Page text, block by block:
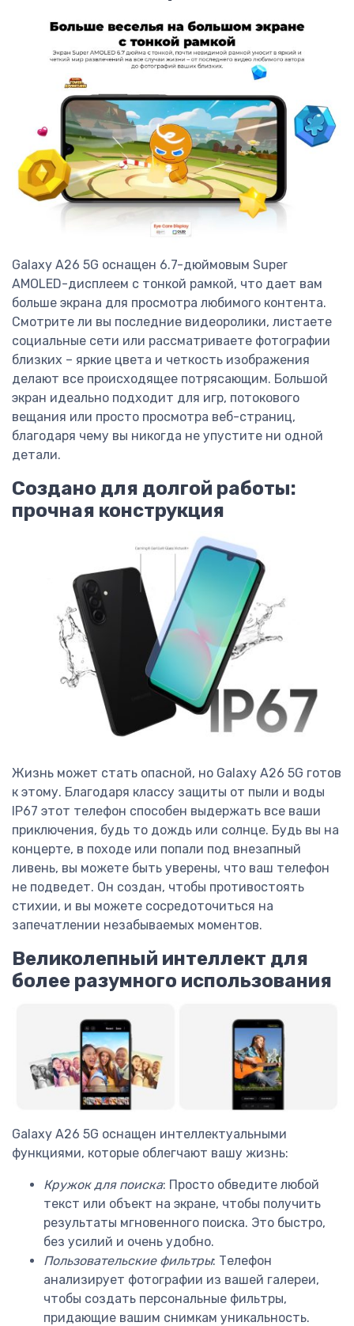
Galaxy A26 5G оснащен 6.7-дюймовым Super
AMOLED-дисплеем с тонкой рамкой, что дает вам
больше экрана для просмотра любимого контента.
Смотрите ли вы последние видеоролики, листаете
социальные сети или рассматриваете фотографии
близких – яркие цвета и четкость изображения
делают все происходящее потрясающим. Большой
экран идеально подходит для игр, потокового
вещания или просто просмотра веб-страниц,
благодаря чему вы никогда не упустите ни одной
детали.
Создано для долгой работы:
прочная конструкция
Жизнь может стать опасной, но Galaxy A26 5G готов
к этому. Благодаря классу защиты от пыли и воды
IP67 этот телефон способен выдержать все ваши
приключения, будь то дождь или солнце. Будь вы на
концерте, в походе или попали под внезапный
ливень, вы можете быть уверены, что ваш телефон
не подведет. Он создан, чтобы противостоять
стихии, и вы можете сосредоточиться на
запечатлении незабываемых моментов.
Великолепный интеллект для
более разумного использования
Galaxy A26 5G оснащен интеллектуальными
функциями, которые облегчают вашу жизнь:
Кружок для поиска: Просто обведите любой
текст или объект на экране, чтобы получить
результаты мгновенного поиска. Это быстро,
без усилий и очень удобно.
Пользовательские фильтры: Телефон
анализирует фотографии из вашей галереи,
чтобы создать персональные фильтры,
придающие вашим снимкам уникальность.